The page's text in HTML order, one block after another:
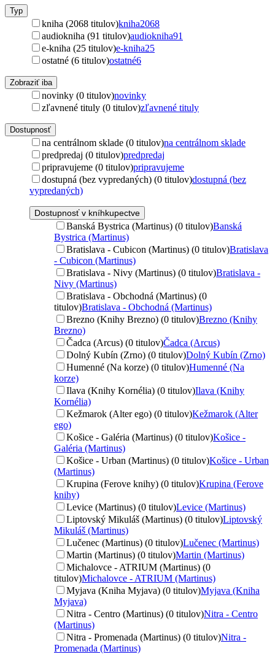
Typ
kniha (2068 titulov)kniha2068
audiokniha (91 titulov)audiokniha91
e-kniha (25 titulov)e-kniha25
ostatné (6 titulov)ostatné6
Zobraziť iba
novinky (0 titulov)novinky
zľavnené tituly (0 titulov)zľavnené tituly
Dostupnosť
na centrálnom sklade (0 titulov)na centrálnom sklade
predpredaj (0 titulov)predpredaj
pripravujeme (0 titulov)pripravujeme
dostupná (bez vypredaných) (0 titulov)dostupná (bez
vypredaných)
Dostupnosť v kníhkupectve
Banská Bystrica (Martinus) (0 titulov)Banská
Bystrica (Martinus)
Bratislava - Cubicon (Martinus) (0 titulov)Bratislava
- Cubicon (Martinus)
Bratislava - Nivy (Martinus) (0 titulov)Bratislava -
Nivy (Martinus)
Bratislava - Obchodná (Martinus) (0
titulov)Bratislava - Obchodná (Martinus)
Brezno (Knihy Brezno) (0 titulov)Brezno (Knihy
Brezno)
Čadca (Arcus) (0 titulov)Čadca (Arcus)
Dolný Kubín (Zrno) (0 titulov)Dolný Kubín (Zrno)
Humenné (Na korze) (0 titulov)Humenné (Na
korze)
Ilava (Knihy Kornélia) (0 titulov)Ilava (Knihy
Kornélia)
Kežmarok (Alter ego) (0 titulov)Kežmarok (Alter
ego)
Košice - Galéria (Martinus) (0 titulov)Košice -
Galéria (Martinus)
Košice - Urban (Martinus) (0 titulov)Košice - Urban
(Martinus)
Krupina (Ferove knihy) (0 titulov)Krupina (Ferove
knihy)
Levice (Martinus) (0 titulov)Levice (Martinus)
Liptovský Mikuláš (Martinus) (0 titulov)Liptovský
Mikuláš (Martinus)
Lučenec (Martinus) (0 titulov)Lučenec (Martinus)
Martin (Martinus) (0 titulov)Martin (Martinus)
Michalovce - ATRIUM (Martinus) (0
titulov)Michalovce - ATRIUM (Martinus)
Myjava (Kniha Myjava) (0 titulov)Myjava (Kniha
Myjava)
Nitra - Centro (Martinus) (0 titulov)Nitra - Centro
(Martinus)
Nitra - Promenada (Martinus) (0 titulov)Nitra -
Promenada (Martinus)